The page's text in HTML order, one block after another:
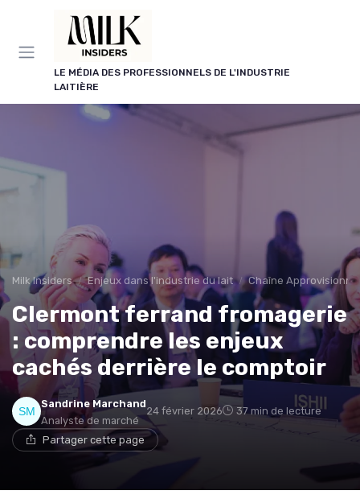
LE MÉDIA DES PROFESSIONNELS DE L'INDUSTRIE
LAITIÈRE
Milk Insiders Enjeux dans l'industrie du lait Chaîne
Clermont ferrand fromagerie
: comprendre les enjeux
cachés derrière le comptoir
Sandrine Marchand
Analyste de marché
24 février 2026 37 min de lecture
Partager cette page